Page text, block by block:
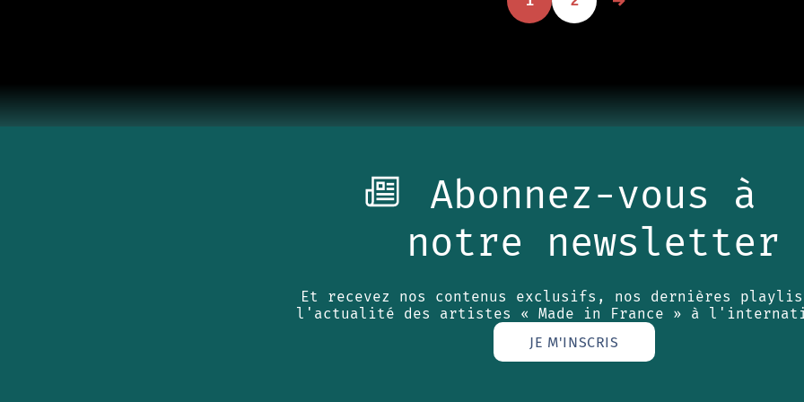
Abonnez-vous à
notre newsletter
Et recevez nos contenus exclusifs, nos dernières
l'actualité des artistes « Made in France » à
JE M'INSCRIS